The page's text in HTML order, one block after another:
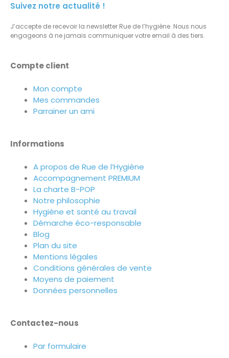
Suivez notre actualité !
J’accepte de recevoir la newsletter Rue de l’hygiène. Nous nous
engageons à ne jamais communiquer votre email à des tiers.
Compte client
Mon compte
Mes commandes
Parrainer un ami
Informations
A propos de Rue de l’Hygiène
Accompagnement PREMIUM
La charte B-POP
Notre philosophie
Hygiène et santé au travail
Démarche éco-responsable
Blog
Plan du site
Mentions légales
Conditions générales de vente
Moyens de paiement
Données personnelles
Contactez-nous
Par formulaire